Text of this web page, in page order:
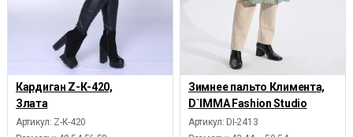
Кардиган Z-К-420,
Злата
Артикул: Z-К-420
Зимнее пальто Климента,
D`IMMA Fashion Studio
Артикул: DI-2413